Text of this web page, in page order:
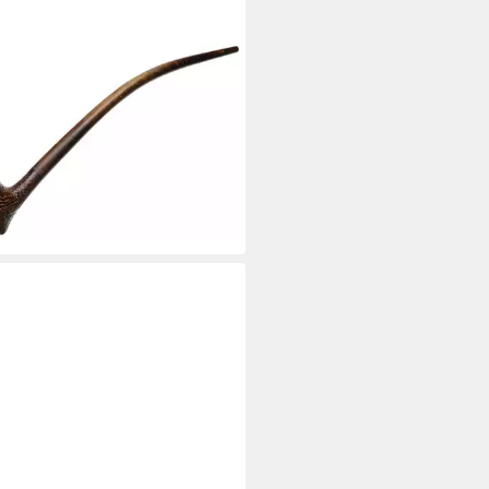
VAUEN Auenland The
Almar Pfeife sandgestrahlt
€
- in 7-9 Werktagen bei dir